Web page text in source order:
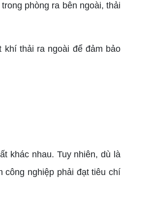
phòng ra bên ngoài, thải
thải ra ngoài để đảm bảo
khác nhau. Tuy nhiên, dù là
nghiệp phải đạt tiêu chí